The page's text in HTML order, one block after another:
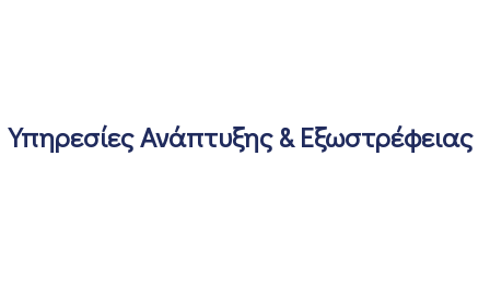
Υπηρεσίες Ανάπτυξης & Εξωστρέφειας